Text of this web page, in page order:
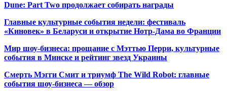
Dune: Part Two продолжает собирать награды
Главные культурные события недели: фестиваль
«Киновек» в Беларуси и открытие Нотр-Дама во Франции
Мир шоу-бизнеса: прощание с Мэттью Перри, культурные
события в Минске и рейтинг звезд Украины
Смерть Мэгги Смит и триумф The Wild Robot: главные
события шоу-бизнеса — обзор